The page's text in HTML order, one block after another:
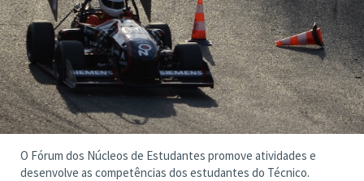
O Fórum dos Núcleos de Estudantes promove atividades e
desenvolve as competências dos estudantes do Técnico.